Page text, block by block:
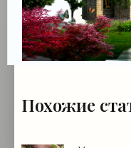
Похожие